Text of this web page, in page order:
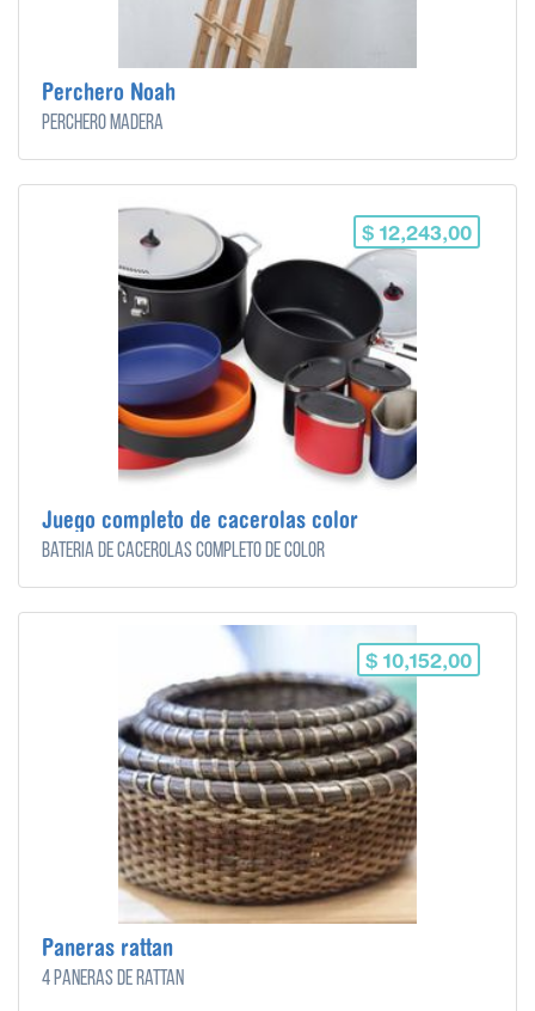
Perchero Noah
Perchero madera
$ 12,243,00
Juego completo de cacerolas color
Bateria de cacerolas completo de color
$ 10,152,00
Paneras rattan
4 paneras de rattan